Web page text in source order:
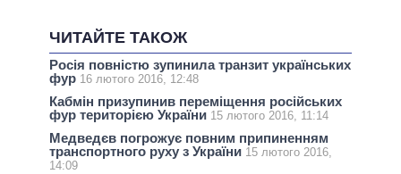
ЧИТАЙТЕ ТАКОЖ
Росія повністю зупинила транзит українських
фур 16 лютого 2016, 12:48
Кабмін призупинив переміщення російських
фур територією України 15 лютого 2016, 11:14
Медведєв погрожує повним припиненням
транспортного руху з України 15 лютого 2016,
14:09